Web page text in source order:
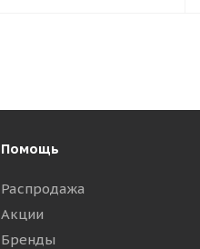
Помощь
Распродажа
Акции
Бренды